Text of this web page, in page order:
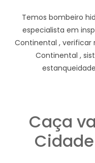
Temos bombeiro
especialista em
Continental , verificar
Continental ,
Caça